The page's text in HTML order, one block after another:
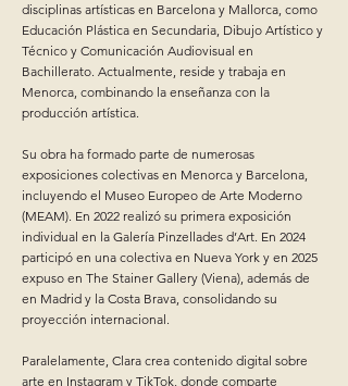
disciplinas artísticas en Barcelona y Mallorca, como
Educación Plástica en Secundaria, Dibujo Artístico y
Técnico y Comunicación Audiovisual en
Bachillerato. Actualmente, reside y trabaja en
Menorca, combinando la enseñanza con la
producción artística.
Su obra ha formado parte de numerosas
exposiciones colectivas en Menorca y Barcelona,
incluyendo el Museo Europeo de Arte Moderno
(MEAM). En 2022 realizó su primera exposición
individual en la Galería Pinzellades d’Art. En 2024
participó en una colectiva en Nueva York y en 2025
expuso en The Stainer Gallery (Viena), además de
en Madrid y la Costa Brava, consolidando su
proyección internacional.
Paralelamente, Clara crea contenido digital sobre
arte en Instagram y TikTok, donde comparte